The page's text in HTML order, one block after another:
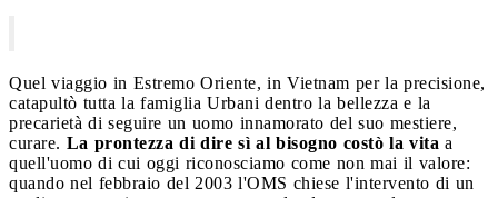
Quel viaggio in Estremo Oriente, in Vietnam per la precisione,
catapultò tutta la famiglia Urbani dentro la bellezza e la
precarietà di seguire un uomo innamorato del suo mestiere,
curare. La prontezza di dire sì al bisogno costò la vita a
quell'uomo di cui oggi riconosciamo come non mai il valore:
quando nel febbraio del 2003 l'OMS chiese l'intervento di un